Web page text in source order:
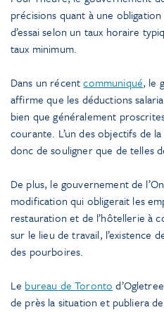
précisions quant à une
d’essai selon un taux horaire
taux minimum.
Dans un récentcommuniqué, le
affirme que les déductions
bien que généralement
courante. L’un des objectifs de
donc de souligner que de telles
De plus, le gouvernement de
modification qui obligerait les
restauration et de l’hôtellerie à
sur le lieu de travail, l’existence
des pourboires.
Le bureau de Toronto
de près la situation et publiera